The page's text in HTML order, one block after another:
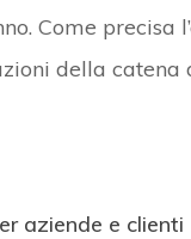
Come precisa
della catena
aziende e clienti